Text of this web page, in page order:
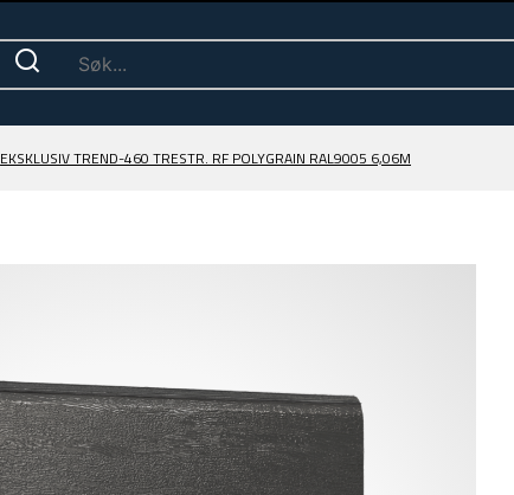
EKSKLUSIV TREND-460 TRESTR. RF POLYGRAIN RAL9005 6,06M